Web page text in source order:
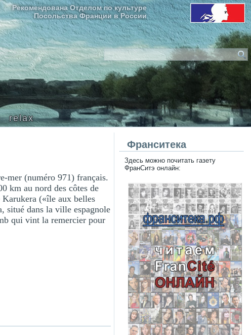
Рекомендована Отделом по культуре
Посольства Франции в России
relax
mer (numéro 971) français.
km au nord des côtes de
Karukera («île aux belles
situé dans la ville espagnole
qui vint la remercier pour
Франситека
Здесь можно почитать газету
ФранСитэ онлайн: